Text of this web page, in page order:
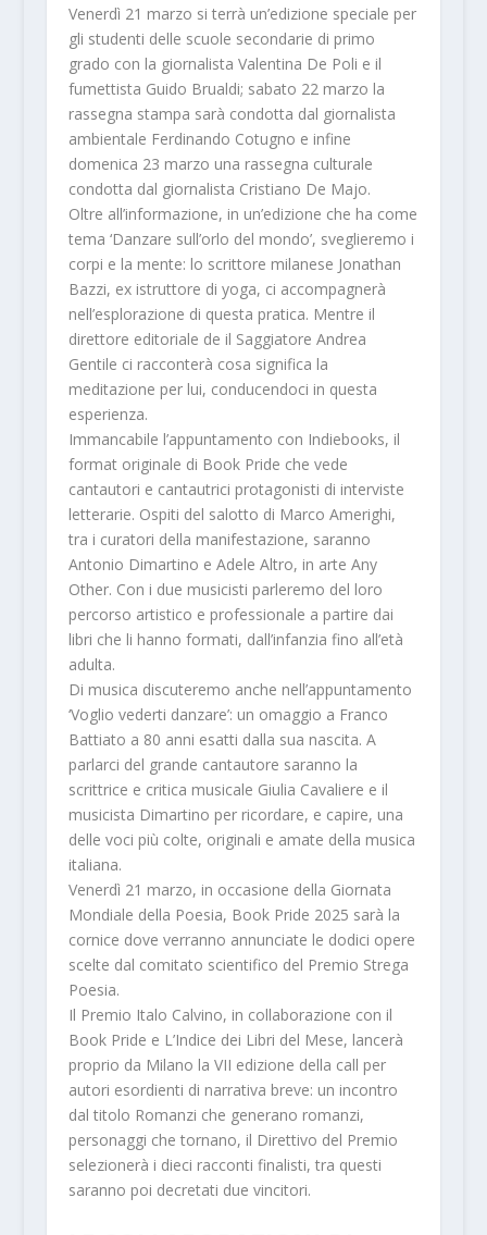
Venerdì 21 marzo si terrà un’edizione speciale per
gli studenti delle scuole secondarie di primo
grado con la giornalista Valentina De Poli e il
fumettista Guido Brualdi; sabato 22 marzo la
rassegna stampa sarà condotta dal giornalista
ambientale Ferdinando Cotugno e infine
domenica 23 marzo una rassegna culturale
condotta dal giornalista Cristiano De Majo.
Oltre all’informazione, in un’edizione che ha come
tema ‘Danzare sull’orlo del mondo’, sveglieremo i
corpi e la mente: lo scrittore milanese Jonathan
Bazzi, ex istruttore di yoga, ci accompagnerà
nell’esplorazione di questa pratica. Mentre il
direttore editoriale de il Saggiatore Andrea
Gentile ci racconterà cosa significa la
meditazione per lui, conducendoci in questa
esperienza.
Immancabile l’appuntamento con Indiebooks, il
format originale di Book Pride che vede
cantautori e cantautrici protagonisti di interviste
letterarie. Ospiti del salotto di Marco Amerighi,
tra i curatori della manifestazione, saranno
Antonio Dimartino e Adele Altro, in arte Any
Other. Con i due musicisti parleremo del loro
percorso artistico e professionale a partire dai
libri che li hanno formati, dall’infanzia fino all’età
adulta.
Di musica discuteremo anche nell’appuntamento
‘Voglio vederti danzare’: un omaggio a Franco
Battiato a 80 anni esatti dalla sua nascita. A
parlarci del grande cantautore saranno la
scrittrice e critica musicale Giulia Cavaliere e il
musicista Dimartino per ricordare, e capire, una
delle voci più colte, originali e amate della musica
italiana.
Venerdì 21 marzo, in occasione della Giornata
Mondiale della Poesia, Book Pride 2025 sarà la
cornice dove verranno annunciate le dodici opere
scelte dal comitato scientifico del Premio Strega
Poesia.
Il Premio Italo Calvino, in collaborazione con il
Book Pride e L’Indice dei Libri del Mese, lancerà
proprio da Milano la VII edizione della call per
autori esordienti di narrativa breve: un incontro
dal titolo Romanzi che generano romanzi,
personaggi che tornano, il Direttivo del Premio
selezionerà i dieci racconti finalisti, tra questi
saranno poi decretati due vincitori.